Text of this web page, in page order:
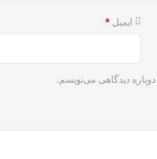
ایمیل*
دیدگاهی می‌نویسم.